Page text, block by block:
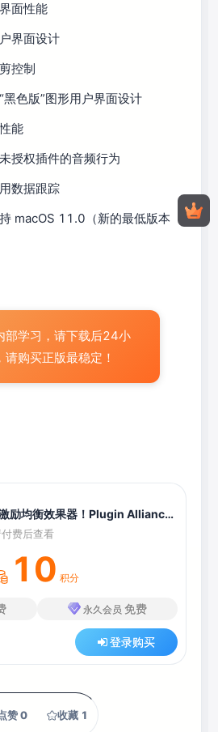
面性能
界面设计
控制
黑色版”图形用户界面设计
能
授权插件的音频行为
数据跟踪
macOS 11.0（新的最低版本
部学习，请下载后24小
请购买正版最稳定！
加入暗黑皮肤的高频激励均衡效果器！Plugin Alliance Maag EQ4 v.1.16.1 WIN&MAC U2B（附安装教程）
费后查看
10 积分
永久会员 免费
登录购买
赞0 收藏 1